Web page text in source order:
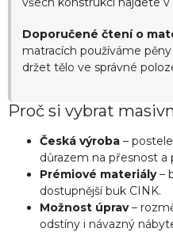
Doporučené čtení o
matracích používáme pěny
držet tělo ve správné
Proč si vybrat
Česká výroba –
důrazem na přesnost a
Prémiové materiály–
dostupnější buk CINK.
Možnost úprav–
odstíny i návazný